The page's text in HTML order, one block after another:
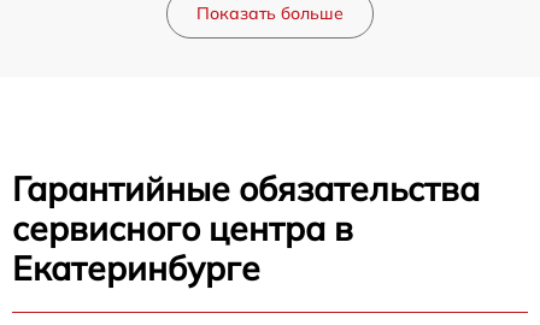
Показать больше
Гарантийные обязательства
сервисного центра в
Екатеринбурге